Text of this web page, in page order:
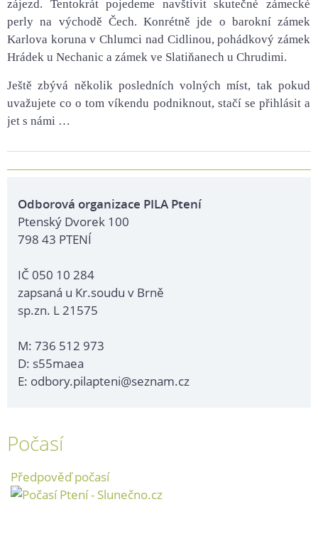
zájezd. Tentokrát pojedeme navštívit skutečné zámecké
perly na východě Čech. Konrétně jde o barokní zámek
Karlova koruna v Chlumci nad Cidlinou, pohádkový zámek
Hrádek u Nechanic a zámek ve Slatiňanech u Chrudimi.
Ještě zbývá několik posledních volných míst, tak pokud
uvažujete co o tom víkendu podniknout, stačí se přihlásit a
jet s námi …
Odborová organizace PILA Ptení
Ptenský Dvorek 100
798 43 PTENÍ
IČ 050 10 284
zapsaná u Kr.soudu v Brně
sp.zn. L 21575
M: 736 512 973
D: s55maea
E: odbory.pilapteni@seznam.cz
Počasí
Předpověď počasí